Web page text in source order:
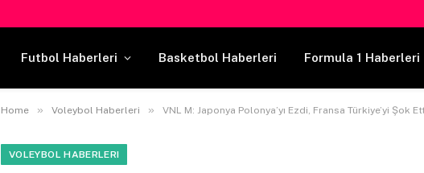
Futbol Haberleri Basketbol Haberleri Formula 1 Haberleri
Home » Voleybol Haberleri » VNL M: Japonya Polonya’yı Ezdi, Fransa Türkiye’yi Şok
VOLEYBOL HABERLERI